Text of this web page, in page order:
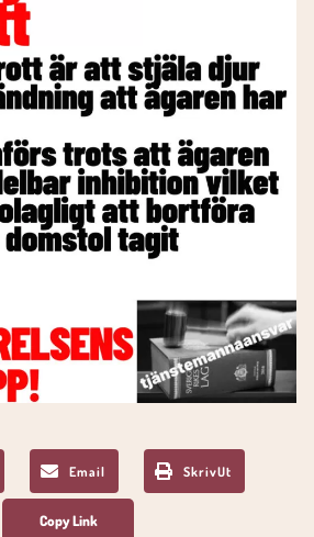
Email SkrivUt